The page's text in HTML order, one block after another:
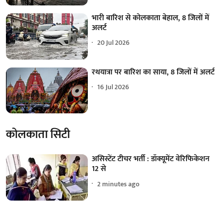
भारी बारिश से कोलकाता बेहाल, 8 जिलों में
अलर्ट
20 Jul 2026
रथयात्रा पर बारिश का साया, 8 जिलों में अलर्ट
16 Jul 2026
कोलकाता सिटी
असिस्टेंट टीचर भर्ती : डॉक्यूमेंट वेरिफिकेशन
12 से
2 minutes ago